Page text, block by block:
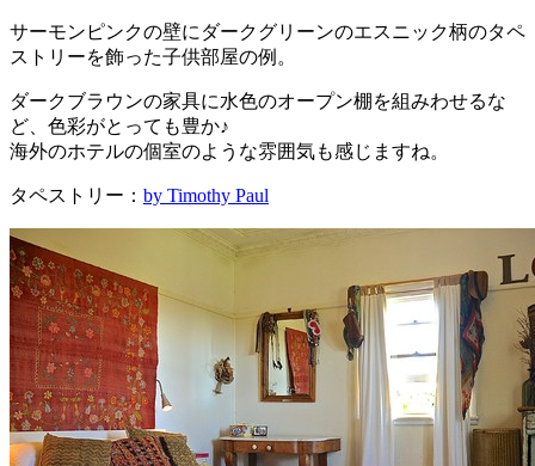
サーモンピンクの壁にダークグリーンのエスニック柄のタペ
ストリーを飾った子供部屋の例。
ダークブラウンの家具に水色のオープン棚を組みわせるな
ど、色彩がとっても豊か♪
海外のホテルの個室のような雰囲気も感じますね。
タペストリー： by Timothy Paul